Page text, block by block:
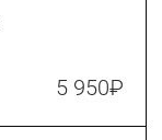
5 950₽